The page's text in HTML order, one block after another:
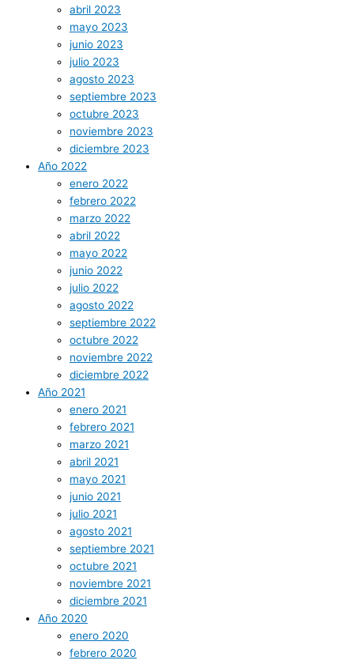
abril 2023
mayo 2023
junio 2023
julio 2023
agosto 2023
septiembre 2023
octubre 2023
noviembre 2023
diciembre 2023
Año 2022
enero 2022
febrero 2022
marzo 2022
abril 2022
mayo 2022
junio 2022
julio 2022
agosto 2022
septiembre 2022
octubre 2022
noviembre 2022
diciembre 2022
Año 2021
enero 2021
febrero 2021
marzo 2021
abril 2021
mayo 2021
junio 2021
julio 2021
agosto 2021
septiembre 2021
octubre 2021
noviembre 2021
diciembre 2021
Año 2020
enero 2020
febrero 2020